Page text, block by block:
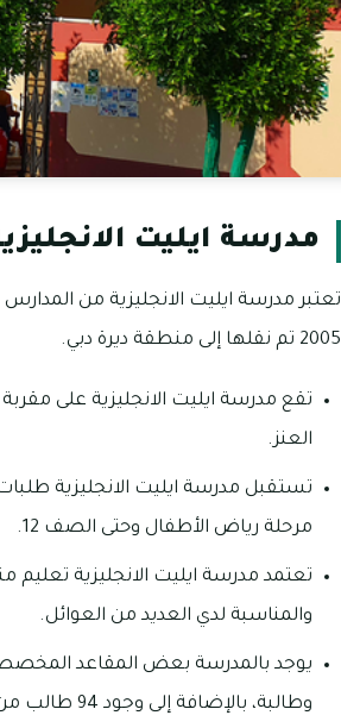
مدرسة ايليت
2005 تم نقلها إلى منطقة ديرة دبي.
تقع مدرسة ايليت الانجليزية على
العنز.
مرحلة رياض الأطفال وحتى الصف 12.
تعتمد مدرسة ايليت الانجليزية
والمناسبة لدي العديد من العوائل.
وطالبة، بالإضافة إلى وجود 94 طالب من ذوي الهمم.